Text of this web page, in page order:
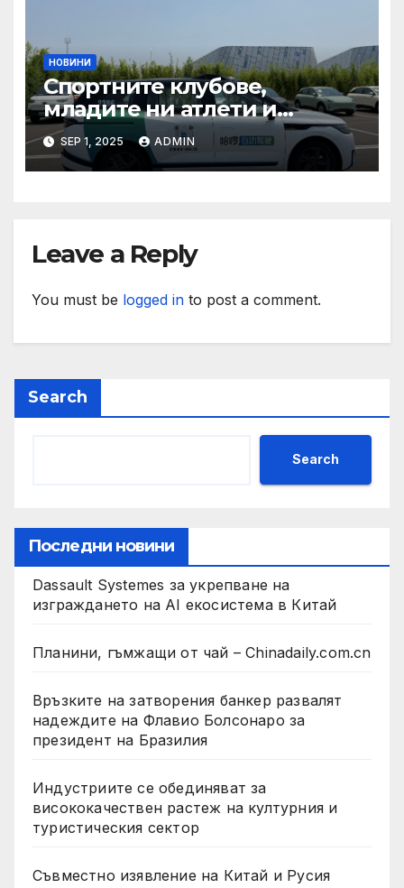
НОВИНИ
Спортните клубове,
младите ни атлети и
техните треньори имат
нужда от нашата подкрепа
и ние ще им я осигурим
SEP 1, 2025 ADMIN
Leave a Reply
You must be logged in to post a comment.
Search
Search
Последни новини
Dassault Systemes за укрепване на
изграждането на AI екосистема в Китай
Планини, гъмжащи от чай – Chinadaily.com.cn
Връзките на затворения банкер развалят
надеждите на Флавио Болсонаро за
президент на Бразилия
Индустриите се обединяват за
висококачествен растеж на културния и
туристическия сектор
Съвместно изявление на Китай и Русия